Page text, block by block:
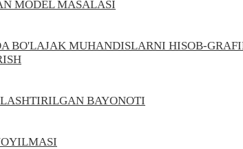
MODEL MASALASI
BO'LAJAK MUHANDISLARNI HISOB-
BAYONOTI